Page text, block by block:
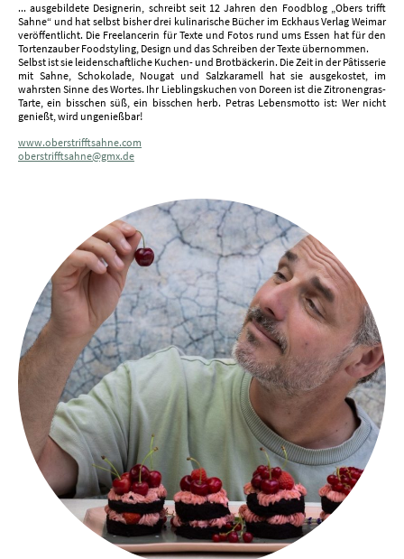
... ausgebildete Designerin, schreibt seit 12 Jahren den Foodblog „Obers trifft
Sahne“ und hat selbst bisher drei kulinarische Bücher im Eckhaus Verlag Weimar
veröffentlicht. Die Freelancerin für Texte und Fotos rund ums Essen hat für den
Tortenzauber Foodstyling, Design und das Schreiben der Texte übernommen.
Selbst ist sie leidenschaftliche Kuchen- und Brotbäckerin. Die Zeit in der Pâtisserie
mit Sahne, Schokolade, Nougat und Salzkaramell hat sie ausgekostet, im
wahrsten Sinne des Wortes. Ihr Lieblingskuchen von Doreen ist die Zitronengras-
Tarte, ein bisschen süß, ein bisschen herb. Petras Lebensmotto ist: Wer nicht
genießt, wird ungenießbar!
www.oberstrifftsahne.com
oberstrifftsahne@gmx.de